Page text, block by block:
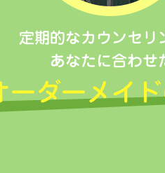
定期的なカウンセリ
あなたに合わせ
ーダーメイ